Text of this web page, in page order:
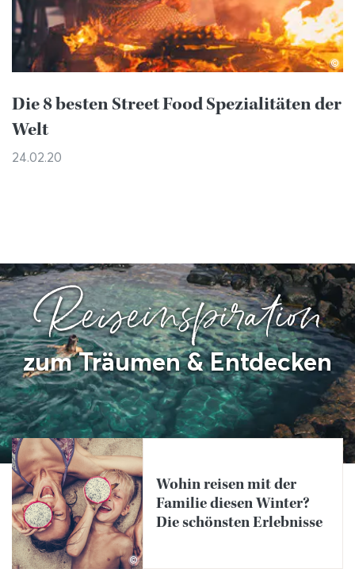
©
Die 8 besten Street Food Spezialitäten der
Welt
24.02.20
Reiseinspiration
zum Träumen & Entdecken
©
Wohin reisen mit der
Familie diesen Winter?
Die schönsten Erlebnisse